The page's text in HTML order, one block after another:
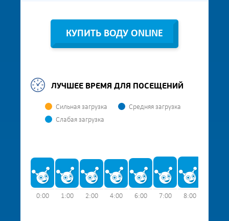
КУПИТЬ ВОДУ ONLINE
ЛУЧШЕЕ ВРЕМЯ ДЛЯ ПОСЕЩЕНИЙ
Сильная загрузка
Средняя загрузка
Слабая загрузка
0:00 1:00 2:00 4:00 6:00 7:00 8:00